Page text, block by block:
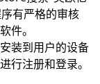
有严格的审核
件。
装到用户的设备
行注册和登录。